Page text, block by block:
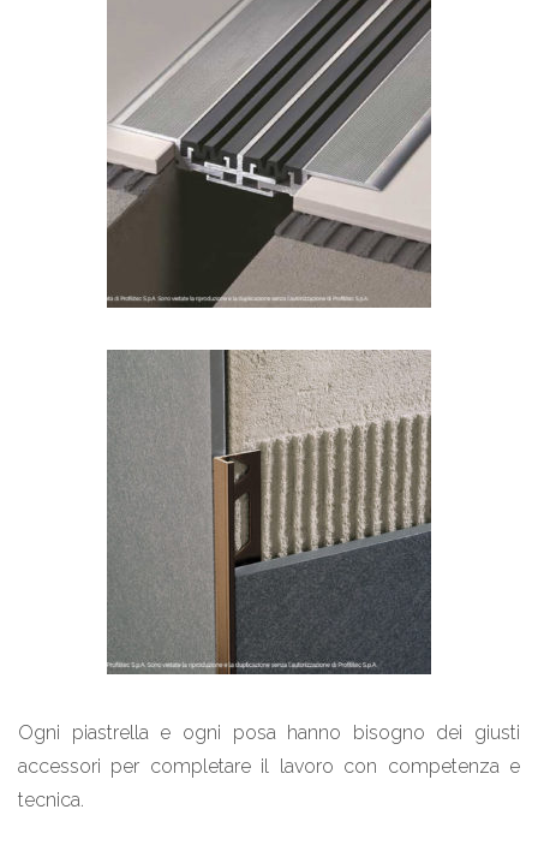
Ogni piastrella e ogni posa hanno bisogno dei giusti
accessori per completare il lavoro con competenza e
tecnica.